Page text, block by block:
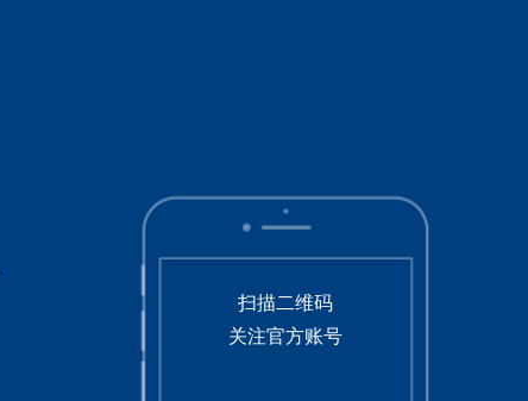
扫描二维码
关注官方账号